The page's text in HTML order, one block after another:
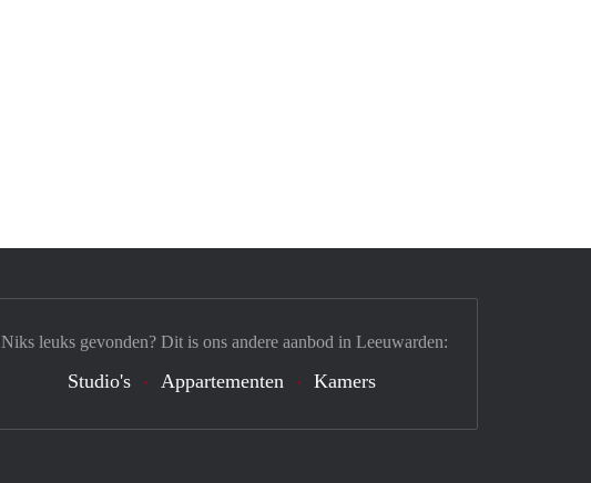
Niks leuks gevonden? Dit is ons andere aanbod in Leeuwarden:
Studio's Appartementen Kamers